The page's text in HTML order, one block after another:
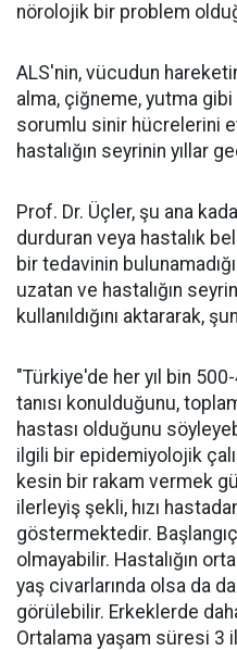
nörolojik bir problem
ALS'nin, vücudun
alma, çiğneme, yutma
sorumlu sinir hücrelerini
hastalığın seyrinin yıllar
Prof. Dr. Üçler, şu ana
durduran veya hastalık
bir tedavinin
uzatan ve hastalığın
kullanıldığını aktararak,
"Türkiye'de her yıl bin
tanısı konulduğunu,
hastası olduğunu
ilgili bir epidemiyolojik
kesin bir rakam vermek
ilerleyiş şekli, hızı
göstermektedir.
olmayabilir. Hastalığın
yaş civarlarında olsa da
görülebilir. Erkeklerde
Ortalama yaşam süresi 3